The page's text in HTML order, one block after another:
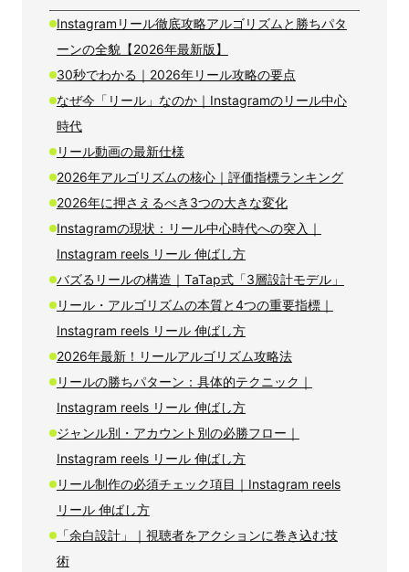
Instagramリール徹底攻略アルゴリズムと勝ちパタ
ーンの全貌【2026年最新版】
30秒でわかる｜2026年リール攻略の要点
なぜ今「リール」なのか｜Instagramのリール中心
時代
リール動画の最新仕様
2026年アルゴリズムの核心｜評価指標ランキング
2026年に押さえるべき3つの大きな変化
Instagramの現状：リール中心時代への突入｜
Instagram reels リール 伸ばし方
バズるリールの構造｜TaTap式「3層設計モデル」
リール・アルゴリズムの本質と4つの重要指標｜
Instagram reels リール 伸ばし方
2026年最新！リールアルゴリズム攻略法
リールの勝ちパターン：具体的テクニック｜
Instagram reels リール 伸ばし方
ジャンル別・アカウント別の必勝フロー｜
Instagram reels リール 伸ばし方
リール制作の必須チェック項目｜Instagram reels
リール 伸ばし方
「余白設計」｜視聴者をアクションに巻き込む技
術